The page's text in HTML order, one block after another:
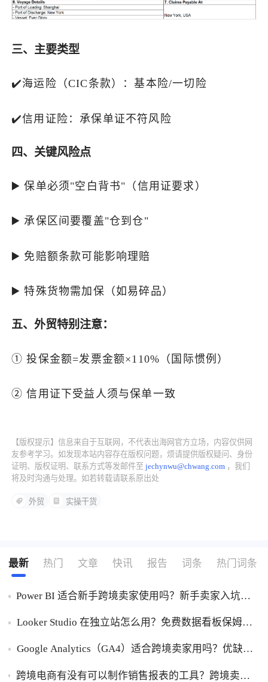
‌三、主要类型‌
‌✔️‌海运险（CIC条款）‌：基本险/一切险
‌✔️信用证险‌：承保单证不符风险
‌四、关键风险点‌
▶️ 保单必须"空白背书"（信用证要求）
▶️ 承保区间要覆盖"仓到仓"
▶️ 免赔额条款可能影响理赔
▶️ 特殊货物需加保（如易碎品）
‌五、外贸特别注意‌：
① 投保金额=发票金额×110%（国际惯例）‌
② 信用证下受益人须与保单一致
【版权提示】信息来自于互联网，不代表出海网官方立场，内容仅供网
友参考学习。如发现本站内容存在版权问题，烦请提供版权疑问、身份
证明、版权证明、联系方式等发邮件至jechynwu@chwang.com ，我们
将及时沟通与处理。如若转载请联系原出处
外贸 实操干货
最新 热门 文章 快讯 报告 词条 热门词条
Power BI 适合新手跨境卖家使用吗？新手卖家入坑
Looker Studio 在独立站怎么用？免费数据看板保姆级
Google Analytics（GA4）适合跨境卖家用吗？优缺点
跨境电商有没有可以制作销售报表的工具？跨境卖家